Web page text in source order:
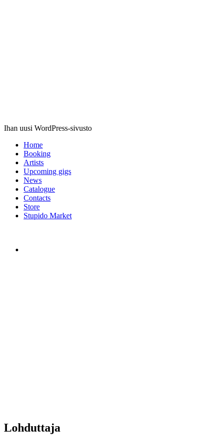
Ihan uusi WordPress-sivusto
Home
Booking
Artists
Upcoming gigs
News
Catalogue
Contacts
Store
Stupido Market
Lohduttaja